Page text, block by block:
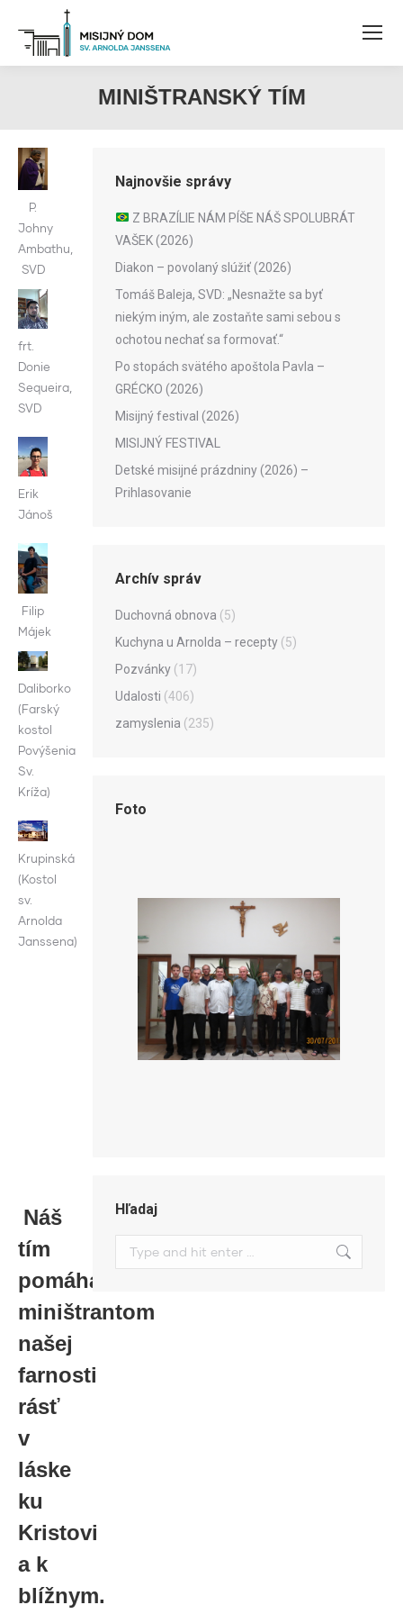
MINIŠTRANSKÝ TÍM
P.
Johny
Ambathu,
SVD
frt.
Donie
Sequeira,
SVD
Erik
Jánoš
Filip
Májek
Daliborko
(Farský
kostol
Povýšenia
Sv.
Kríža)
Krupinská
(Kostol
sv.
Arnolda
Janssena)
Náš
tím
pomáha
miništrantom
našej
farnosti
rásť
v
láske
ku
Kristovi
a k
blížnym.
Najnovšie správy
Z BRAZÍLIE NÁM PÍŠE NÁŠ SPOLUBRÁT
VAŠEK (2026)
Diakon – povolaný slúžiť (2026)
Tomáš Baleja, SVD: „Nesnažte sa byť
niekým iným, ale zostaňte sami sebou s
ochotou nechať sa formovať.“
Po stopách svätého apoštola Pavla –
GRÉCKO (2026)
Misijný festival (2026)
MISIJNÝ FESTIVAL
Detské misijné prázdniny (2026) –
Prihlasovanie
Archív správ
Duchovná obnova (5)
Kuchyna u Arnolda – recepty (5)
Pozvánky (17)
Udalosti (406)
zamyslenia (235)
Foto
Hľadaj
Search: